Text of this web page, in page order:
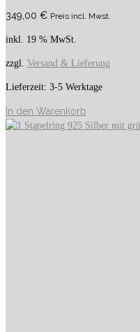
349,00 € Preis incl. Mwst.
inkl. 19 % MwSt.
zzgl. Versand & Lieferung
Lieferzeit: 3-5 Werktage
In den Warenkorb